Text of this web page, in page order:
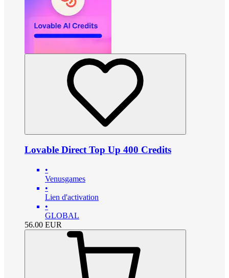
Lovable Direct Top Up 400 Credits
•
Venusgames
•
Lien d'activation
•
GLOBAL
56.00 EUR